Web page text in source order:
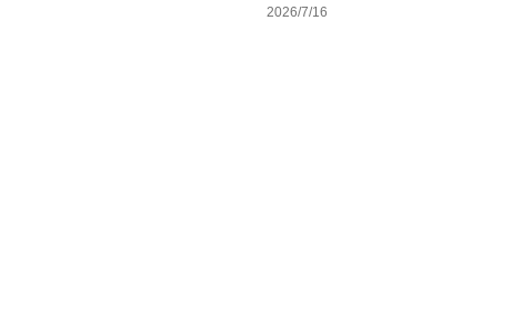
2026/7/16